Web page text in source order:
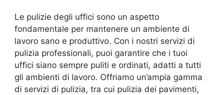
Le pulizie degli uffici sono un aspetto
fondamentale per mantenere un ambiente di
lavoro sano e produttivo. Con i nostri servizi di
pulizia professionali, puoi garantire che i tuoi
uffici siano sempre puliti e ordinati, adatti a tutti
gli ambienti di lavoro. Offriamo un’ampia gamma
di servizi di pulizia, tra cui pulizia dei pavimenti,